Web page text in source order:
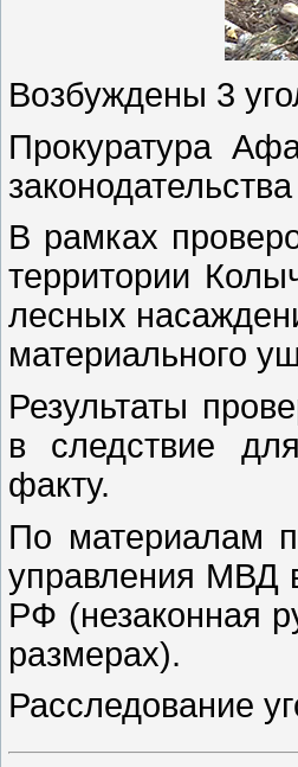
Возбуждены 3
Прокуратура
В рамках
территории
лесных
материального
Результаты
в следствие
факту.
По материалам
управления МВД
РФ (незаконная
размерах).
Расследование